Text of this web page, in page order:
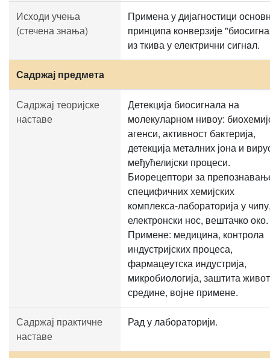
Исходи учења
(стечена знања)
Примена у дијагностици
принципа конверзије
из ткива у електрични сигнaл.
Садржај предмета
Садржај теоријске
наставе
Детекција биосигнала на
молекуларном нивоу:
агенси, активност бактерија,
детекција металних јона и
међућелијски процеси.
Биорецептори за
специфичних хемијских
комплекса-лабораторија у
електронски нос, вештачко око.
Примене: медицина, контрола
индустријских процеса,
фармацеутска индустрија,
микробиологија, заштита
средине, војне примене.
Садржај практичне
наставе
Рад у лабораторији.